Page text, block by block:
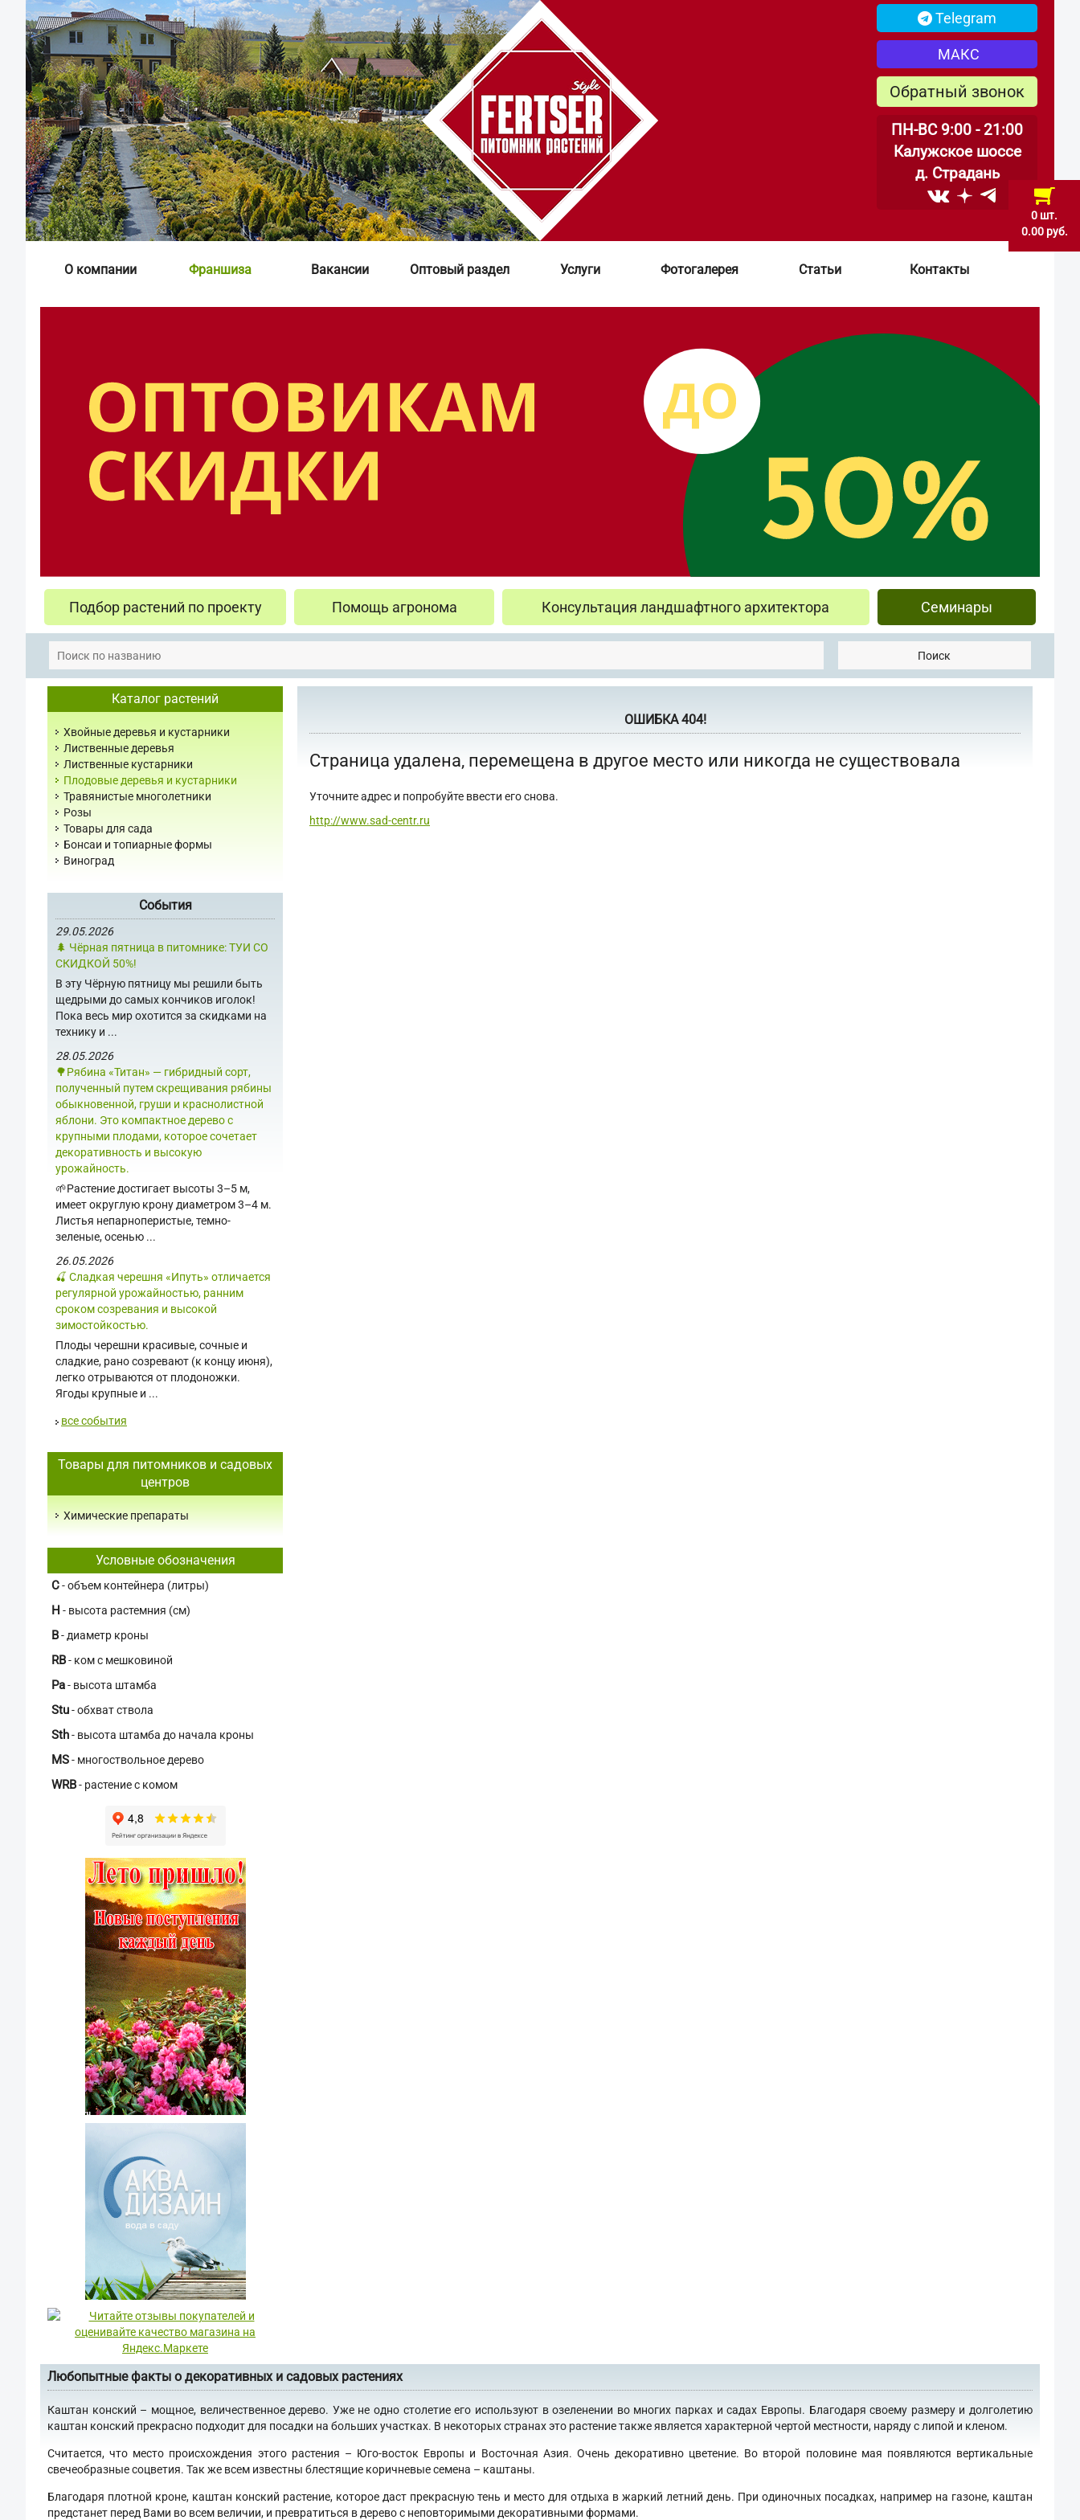
0 шт.
0.00 руб.
Telegram
МАКС
Обратный звонок
ПН-ВС 9:00 - 21:00
Калужское шоссе
д. Страдань
О компании Франшиза Вакансии Оптовый раздел Услуги Фотогалерея Статьи Контакты
Подбор растений по проекту Помощь агронома Консультация ландшафтного архитектора Семинары
Поиск
Каталог растений
Хвойные деревья и кустарники
Лиственные деревья
Лиственные кустарники
Плодовые деревья и кустарники
Травянистые многолетники
Розы
Товары для сада
Бонсаи и топиарные формы
Виноград
События
29.05.2026
🌲 Чёрная пятница в питомнике: ТУИ СО
СКИДКОЙ 50%!
В эту Чёрную пятницу мы решили быть
щедрыми до самых кончиков иголок!
Пока весь мир охотится за скидками на
технику и ...
28.05.2026
🌳Рябина «Титан» — гибридный сорт,
полученный путем скрещивания рябины
обыкновенной, груши и краснолистной
яблони. Это компактное дерево с
крупными плодами, которое сочетает
декоративность и высокую
урожайность.
🌱Растение достигает высоты 3–5 м,
имеет округлую крону диаметром 3–4 м.
Листья непарноперистые, темно-
зеленые, осенью ...
26.05.2026
🍒 Сладкая черешня «Ипуть» отличается
регулярной урожайностью, ранним
сроком созревания и высокой
зимостойкостью.
Плоды черешни красивые, сочные и
сладкие, рано созревают (к концу июня),
легко отрываются от плодоножки.
Ягоды крупные и ...
все события
Товары для питомников и садовых
центров
Химические препараты
Условные обозначения
C- объем контейнера (литры)
H - высота растемния (см)
В- диаметр кроны
RB- ком с мешковиной
Pa- высота штамба
Stu- обхват ствола
Sth- высота штамба до начала кроны
MS- многоствольное дерево
WRB- растение с комом
ОШИБКА 404!
Страница удалена, перемещена в другое место или никогда не существовала
Уточните адрес и попробуйте ввести его снова.
http://www.sad-centr.ru
Любопытные факты о декоративных и садовых растениях
Каштан конский – мощное, величественное дерево. Уже не одно столетие его используют в озеленении во многих парках и садах Европы. Благодаря своему размеру и долголетию
каштан конский прекрасно подходит для посадки на больших участках. В некоторых странах это растение также является характерной чертой местности, наряду с липой и кленом.
Считается, что место происхождения этого растения – Юго-восток Европы и Восточная Азия. Очень декоративно цветение. Во второй половине мая появляются вертикальные
свечеобразные соцветия. Так же всем известны блестящие коричневые семена – каштаны.
Благодаря плотной кроне, каштан конский растение, которое даст прекрасную тень и место для отдыха в жаркий летний день. При одиночных посадках, например на газоне, каштан
предстанет перед Вами во всем величии, и превратиться в дерево с неповторимыми декоративными формами.